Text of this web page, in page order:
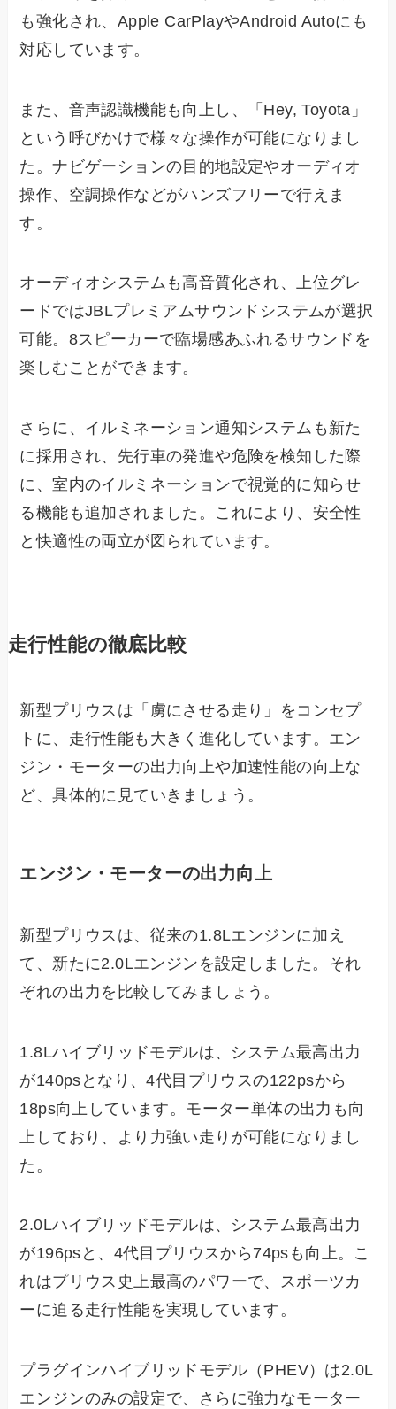
も強化され、Apple CarPlayやAndroid Autoにも
対応しています。
また、音声認識機能も向上し、「Hey, Toyota」
という呼びかけで様々な操作が可能になりまし
た。ナビゲーションの目的地設定やオーディオ
操作、空調操作などがハンズフリーで行えま
す。
オーディオシステムも高音質化され、上位グレ
ードではJBLプレミアムサウンドシステムが選択
可能。8スピーカーで臨場感あふれるサウンドを
楽しむことができます。
さらに、イルミネーション通知システムも新た
に採用され、先行車の発進や危険を検知した際
に、室内のイルミネーションで視覚的に知らせ
る機能も追加されました。これにより、安全性
と快適性の両立が図られています。
走行性能の徹底比較
新型プリウスは「虜にさせる走り」をコンセプ
トに、走行性能も大きく進化しています。エン
ジン・モーターの出力向上や加速性能の向上な
ど、具体的に見ていきましょう。
エンジン・モーターの出力向上
新型プリウスは、従来の1.8Lエンジンに加え
て、新たに2.0Lエンジンを設定しました。それ
ぞれの出力を比較してみましょう。
1.8Lハイブリッドモデルは、システム最高出力
が140psとなり、4代目プリウスの122psから
18ps向上しています。モーター単体の出力も向
上しており、より力強い走りが可能になりまし
た。
2.0Lハイブリッドモデルは、システム最高出力
が196psと、4代目プリウスから74psも向上。こ
れはプリウス史上最高のパワーで、スポーツカ
ーに迫る走行性能を実現しています。
プラグインハイブリッドモデル（PHEV）は2.0L
エンジンのみの設定で、さらに強力なモーター